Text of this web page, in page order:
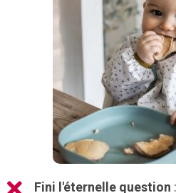
Fini l'éternelle question